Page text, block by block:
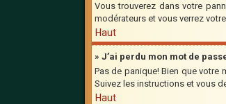
Vous trouverez dans votre
modérateurs et vous verrez
Haut
» J’ai perdu mon mot de
Pas de panique! Bien que votre
Suivez les instructions et vous
Haut